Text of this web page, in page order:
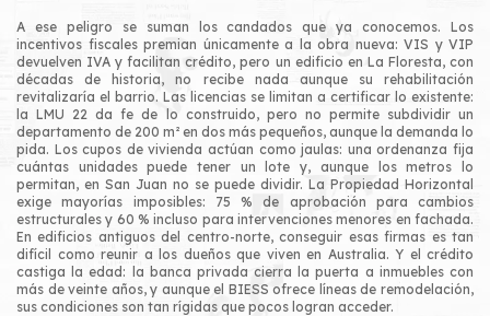
A ese peligro se suman los candados que ya conocemos. Los
incentivos fiscales premian únicamente a la obra nueva: VIS y VIP
devuelven IVA y facilitan crédito, pero un edificio en La Floresta, con
décadas de historia, no recibe nada aunque su rehabilitación
revitalizaría el barrio. Las licencias se limitan a certificar lo existente:
la LMU 22 da fe de lo construido, pero no permite subdividir un
departamento de 200 m² en dos más pequeños, aunque la demanda lo
pida. Los cupos de vivienda actúan como jaulas: una ordenanza fija
cuántas unidades puede tener un lote y, aunque los metros lo
permitan, en San Juan no se puede dividir. La Propiedad Horizontal
exige mayorías imposibles: 75 % de aprobación para cambios
estructurales y 60 % incluso para intervenciones menores en fachada.
En edificios antiguos del centro-norte, conseguir esas firmas es tan
difícil como reunir a los dueños que viven en Australia. Y el crédito
castiga la edad: la banca privada cierra la puerta a inmuebles con
más de veinte años, y aunque el BIESS ofrece líneas de remodelación,
sus condiciones son tan rígidas que pocos logran acceder.